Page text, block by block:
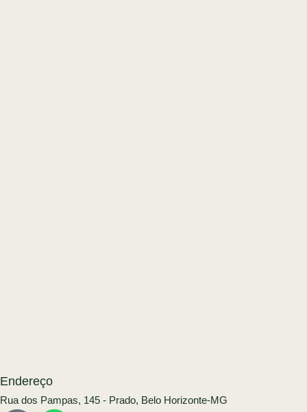
Endereço
Rua dos Pampas, 145 - Prado, Belo Horizonte-MG